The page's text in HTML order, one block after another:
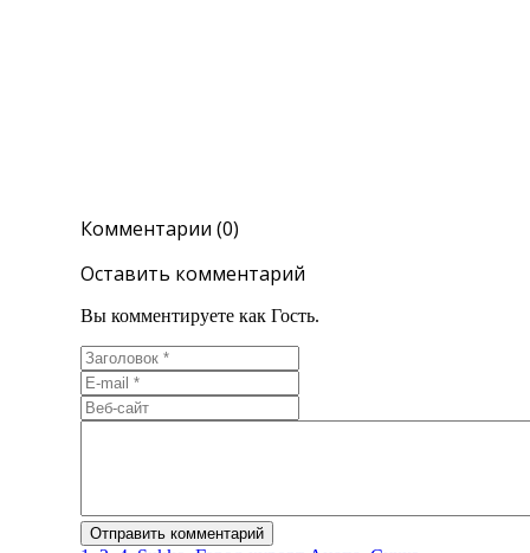
Комментарии (0)
Оставить комментарий
Вы комментируете как Гость.